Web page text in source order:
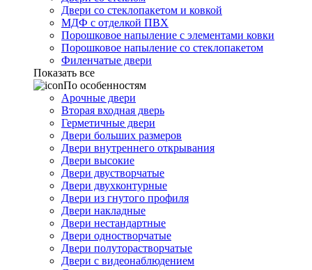
Двери со стеклопакетом и ковкой
МДФ с отделкой ПВХ
Порошковое напыление с элементами ковки
Порошковое напыление со стеклопакетом
Филенчатые двери
Показать все
По особенностям
Арочные двери
Вторая входная дверь
Герметичные двери
Двери больших размеров
Двери внутреннего открывания
Двери высокие
Двери двустворчатые
Двери двухконтурные
Двери из гнутого профиля
Двери накладные
Двери нестандартные
Двери одностворчатые
Двери полуторастворчатые
Двери с видеонаблюдением